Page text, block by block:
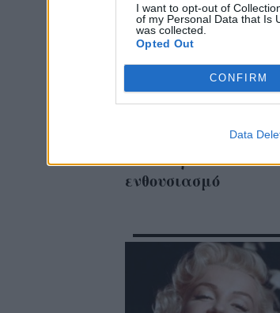
I want to opt-out of
of my Personal Data that Is
was collected.
Opted Out
CONFIRM
Data
Δεν ποζάρουν μόνο
μας δείχνει τις
και σκορπά τον
ενθουσιασμό